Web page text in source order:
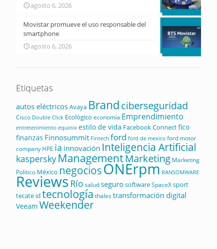
agosto 6, 2026
Movistar promueve el uso responsable del
smartphone
agosto 6, 2026
Etiquetas
autos eléctricosAvaya Brandciberseguridad
Cisco Double Click Ecológico economía Emprendimiento
entretenimiento equinix estilo de vida Facebook Connectfico
finanzas Finnosummit Fintech ford ford de mexico ford motor
company HPE ia innovación Inteligencia Artificial
kaspersky ManagementMarketing Marketing
Político México negociosONErpm RANSOMWARE
Reviews Río saludsegurosoftwareSpaceXsport
tecate id tecnología thalestransformación digital
Veeam Weekender